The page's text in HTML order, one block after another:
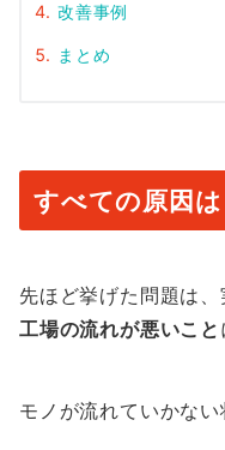
改善事例
まとめ
すべての原因は
先ほど挙げた問題は、
工場の流れが悪いこと
モノが流れていかない